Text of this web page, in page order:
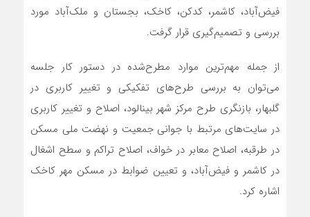
فیض‌آباد، کاشمر، کدکن، کاخک، بجستان و ملک‌آباد مورد
بررسی و تصمیم‌گیری قرار گرفت.
از جمله مهم‌ترین موارد مطرح‌شده در دستور کار جلسه
می‌توان به بررسی طرح‌های تفکیکی و تغییر کاربری در
گلبهار، بازنگری طرح مرکز شهر بینالود، اصلاح و تغییر کاربری
در سایت‌های مرتبط با جوانی جمعیت و نهضت ملی مسکن
در طرقبه، اصلاح معابر در خواف، اصلاح تراکم و سطح اشغال
در کاشمر و فیض‌آباد، و تعیین ضوابط در مسکن مهر کاخک
اشاره کرد.